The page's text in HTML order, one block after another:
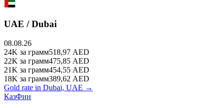
UAE / Dubai
08.08.26
24K за грамм518,97 AED
22K за грамм475,85 AED
21K за грамм454,55 AED
18K за грамм389,62 AED
Gold rate in Dubai, UAE →
КазФин